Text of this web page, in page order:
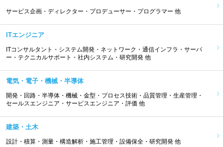
サービス企画・ディレクター・プロデューサー・プログラマー 他
ITエンジニア
ITコンサルタント・システム開発・ネットワーク・通信インフラ・サーバ
ー・テクニカルサポート・社内システム・研究開発 他
電気・電子・機械・半導体
開発・回路・半導体・機械・金型・プロセス技術・品質管理・生産管理・
セールスエンジニア・サービスエンジニア・評価 他
建築・土木
設計・積算・測量・構造解析・施工管理・設備保全・研究開発 他